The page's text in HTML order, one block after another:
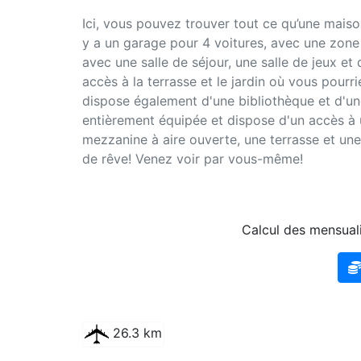
Ici, vous pouvez trouver tout ce qu’une
y a un garage pour 4 voitures, avec une
avec une salle de séjour, une salle de jeux
accès à la terrasse et le jardin où vous
dispose également d'une bibliothèque et
entièrement équipée et dispose d'un accès
mezzanine à aire ouverte, une terrasse et
de rêve! Venez voir par vous-même!
Calcul des
26.3 km